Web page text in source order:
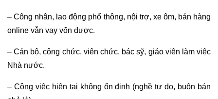
– Công nhân, lao động phổ thông, nội trợ, xe ôm, bán hàng
online vẫn vay vốn được.
– Cán bộ, công chức, viên chức, bác sỹ, giáo viên làm việc
Nhà nước.
– Công việc hiện tại không ổn định (nghề tự do, buôn bán